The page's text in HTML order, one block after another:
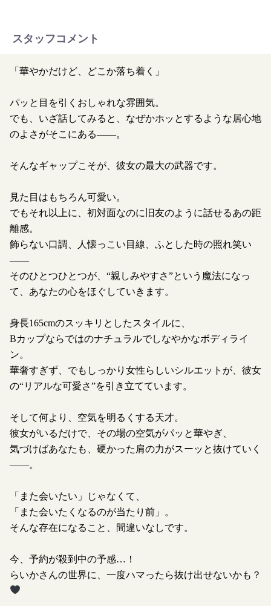
スタッフコメント
「華やかだけど、どこか落ち着く」
パッと目を引くおしゃれな雰囲気。
でも、いざ話してみると、なぜかホッとするような居心地
のよさがそこにある——。
そんなギャップこそが、彼女の最大の武器です。
見た目はもちろん可愛い。
でもそれ以上に、初対面なのに旧友のように話せるあの距
離感。
飾らない口調、人懐っこい目線、ふとした時の照れ笑い
——
そのひとつひとつが、“親しみやすさ”という魔法になっ
て、あなたの心をほぐしていきます。
身長165cmのスッキリとしたスタイルに、
Bカップならではのナチュラルでしなやかなボディライ
ン。
華奢すぎず、でもしっかり女性らしいシルエットが、彼女
の“リアルな可愛さ”を引き立てています。
そして何より、空気を明るくする天才。
彼女がいるだけで、その場の空気がパッと華やぎ、
気づけばあなたも、硬かった肩の力がスーッと抜けていく
——。
「また会いたい」じゃなくて、
「また会いたくなるのが当たり前」。
そんな存在になること、間違いなしです。
今、予約が殺到中の予感…！
らいかさんの世界に、一度ハマったら抜け出せないかも？